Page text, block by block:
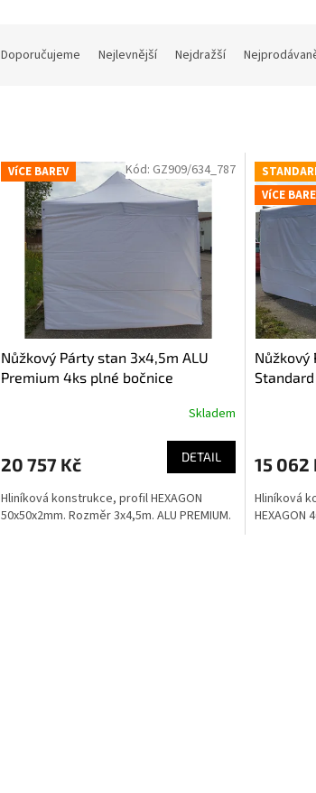
Doporučujeme Nejlevnější Nejdražší
Výpis produktů
VíCE BAREV
Nůžkový Párty stan 3x4,5m ALU
Premium 4ks plné bočnice
Skladem
20 757 Kč DETAIL
Hliníková konstrukce, profil HEXAGON
50x50x2mm. Rozměr 3x4,5m. ALU PREMIUM.
Kód: GZ909/634_787
VíCE
Nůžkový
15 062
Hliníková
HEXAGON